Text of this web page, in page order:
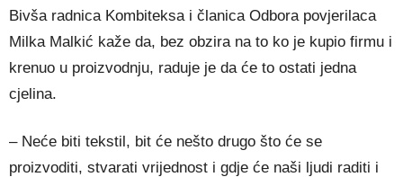
Bivša radnica Kombiteksa i članica Odbora povjerilaca
Milka Malkić kaže da, bez obzira na to ko je kupio firmu i
krenuo u proizvodnju, raduje je da će to ostati jedna
cjelina.
– Neće biti tekstil, bit će nešto drugo što će se
proizvoditi, stvarati vrijednost i gdje će naši ljudi raditi i